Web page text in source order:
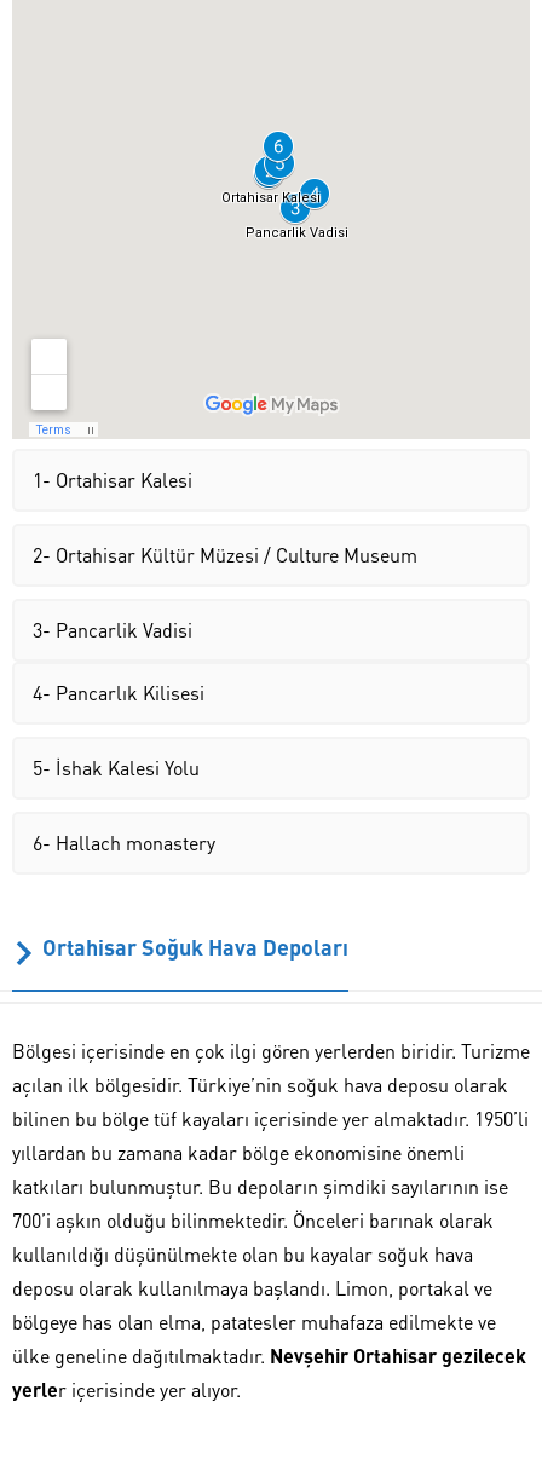
1- Ortahisar Kalesi
2- Ortahisar Kültür Müzesi / Culture Museum
3- Pancarlik Vadisi
4- Pancarlık Kilisesi
5- İshak Kalesi Yolu
6- Hallach monastery
Ortahisar Soğuk Hava Depoları
Bölgesi içerisinde en çok ilgi gören yerlerden biridir. Turizme
açılan ilk bölgesidir. Türkiye’nin soğuk hava deposu olarak
bilinen bu bölge tüf kayaları içerisinde yer almaktadır. 1950’li
yıllardan bu zamana kadar bölge ekonomisine önemli
katkıları bulunmuştur. Bu depoların şimdiki sayılarının ise
700’i aşkın olduğu bilinmektedir. Önceleri barınak olarak
kullanıldığı düşünülmekte olan bu kayalar soğuk hava
deposu olarak kullanılmaya başlandı. Limon, portakal ve
bölgeye has olan elma, patatesler muhafaza edilmekte ve
ülke geneline dağıtılmaktadır. Nevşehir Ortahisar gezilecek
yerler içerisinde yer alıyor.